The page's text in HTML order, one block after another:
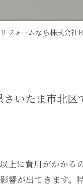
フォームなら株式会社
いたま市北
上に費用がかか
響が出てきます